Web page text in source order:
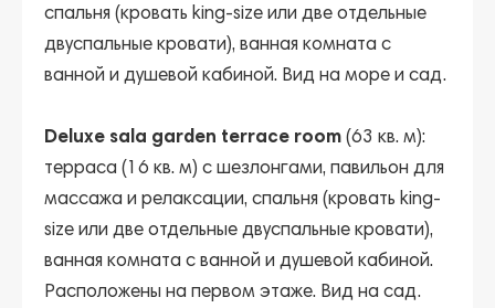
спальня (кровать king-size или две отдельные
двуспальные кровати), ванная комната с
ванной и душевой кабиной. Вид на море и сад.
Deluxe sala garden terrace room (63 кв. м):
терраса (16 кв. м) с шезлонгами, павильон для
массажа и релаксации, спальня (кровать king-
size или две отдельные двуспальные кровати),
ванная комната с ванной и душевой кабиной.
Расположены на первом этаже. Вид на сад.